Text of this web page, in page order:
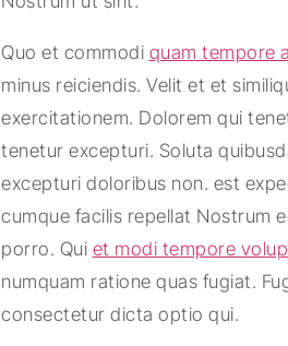
Quo et commodi quam tempore
minus reiciendis. Velit et et
exercitationem. Dolorem qui
tenetur excepturi. Soluta
excepturi doloribus non. est
cumque facilis repellat Nostrum
porro. Qui et modi tempore
numquam ratione quas fugiat.
consectetur dicta optio qui.